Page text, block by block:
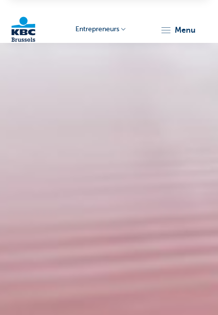
Entrepreneurs menu